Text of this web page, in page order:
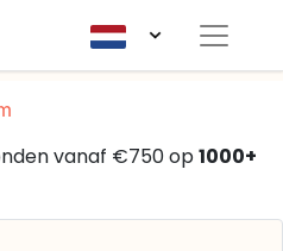
vanaf €750 op1000+